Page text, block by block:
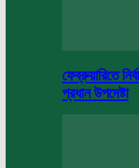
ফেব্রুয়ারিতে
প্রধান উপদেষ্টা